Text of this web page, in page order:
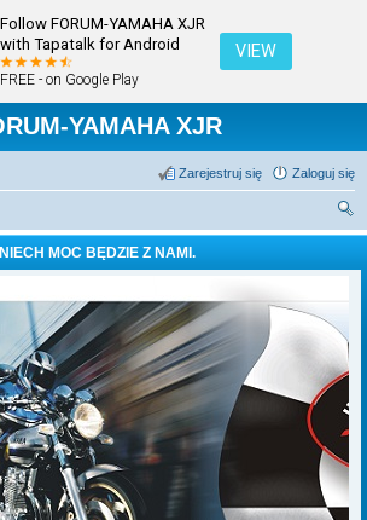
Follow FORUM-YAMAHA XJR
with Tapatalk for Android
FREE - on Google Play
VIEW
YAMAHA XJR
Zaloguj się
Zarejestruj się
zu
kaj
NIECH MOC BĘDZIE Z NAMI.